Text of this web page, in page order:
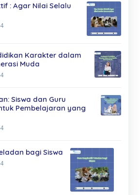
: Agar Nilai Selalu
Karakter dalam
Muda
Siswa dan Guru
Pembelajaran yang
bagi Siswa